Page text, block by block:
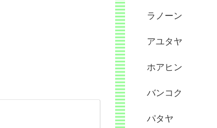
ラノーン
アユタヤ
ホアヒン
バンコク
パタヤ